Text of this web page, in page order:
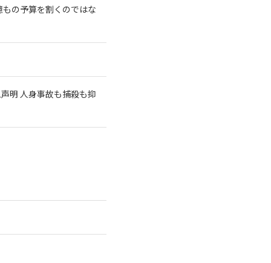
の予算を割くのではな
明 人身事故も捕殺も抑